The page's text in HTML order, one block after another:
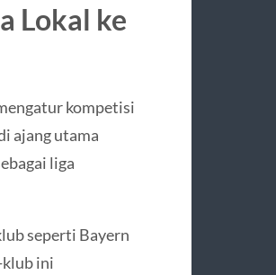
Lokal ke
kompetisi
ajang utama
liga
seperti Bayern
klub ini